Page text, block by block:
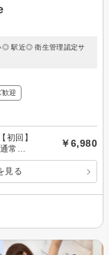
◎ 駅近◎ 衛生管理認定サ
歓迎
初回】
常
￥6,980
見る